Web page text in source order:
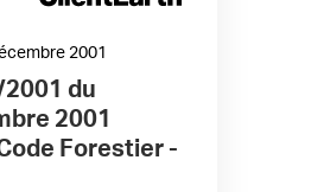
2001
2001 du
2001
Forestier -